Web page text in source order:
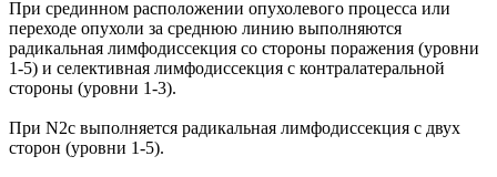
При срединном расположении опухолевого процесса или
переходе опухоли за среднюю линию выполняются
радикальная лимфодиссекция со стороны поражения (уровни
1-5) и селективная лимфодиссекция с контралатеральной
стороны (уровни 1-3).
При N2c выполняется радикальная лимфодиссекция с двух
сторон (уровни 1-5).